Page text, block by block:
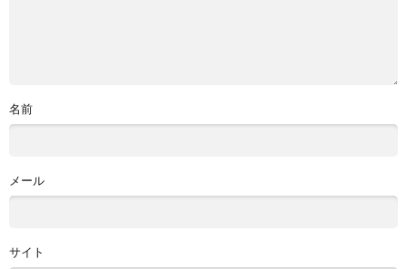
名前
メール
サイト